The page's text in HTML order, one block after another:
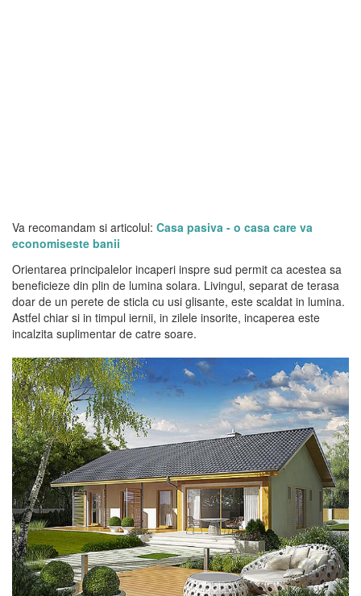
Va recomandam si articolul: Casa pasiva - o casa care va
economiseste banii
Orientarea principalelor incaperi inspre sud permit ca acestea sa
beneficieze din plin de lumina solara. Livingul, separat de terasa
doar de un perete de sticla cu usi glisante, este scaldat in lumina.
Astfel chiar si in timpul iernii, in zilele insorite, incaperea este
incalzita suplimentar de catre soare.